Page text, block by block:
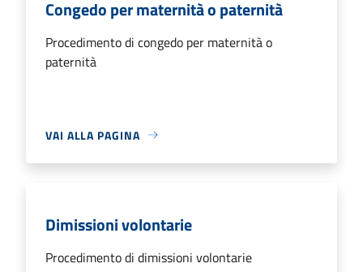
Congedo per maternità o paternità
Procedimento di congedo per maternità o
paternità
VAI ALLA PAGINA
Dimissioni volontarie
Procedimento di dimissioni volontarie